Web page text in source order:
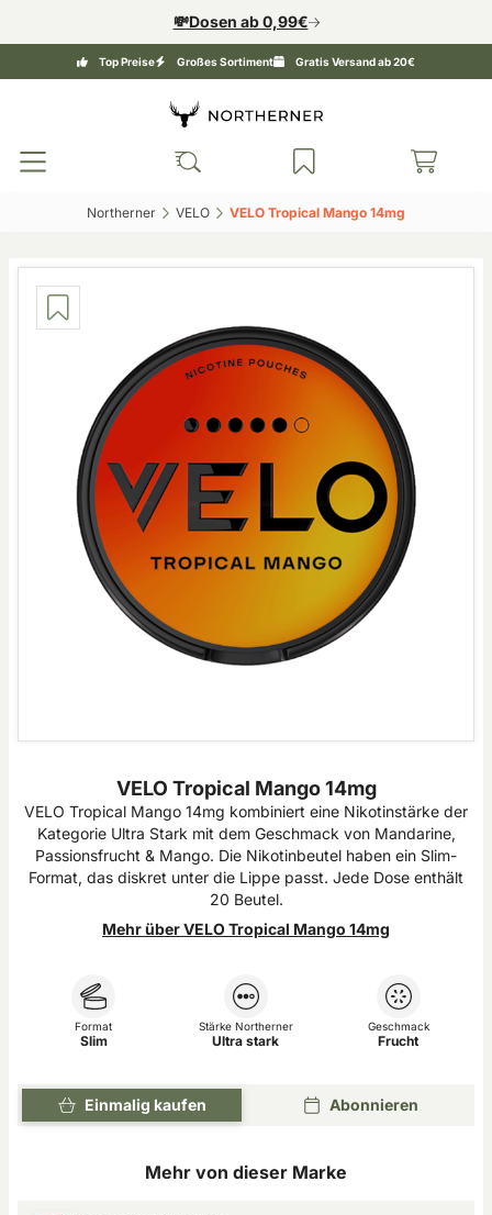
💸Dosen ab 0,99€
Top Preise Großes Sortiment Gratis Versand ab 20€
Northerner‎ VELO‎ VELO Tropical Mango 14mg‎
VELO Tropical Mango 14mg
VELO Tropical Mango 14mg kombiniert eine Nikotinstärke der
Kategorie Ultra Stark mit dem Geschmack von Mandarine,
Passionsfrucht & Mango. Die Nikotinbeutel haben ein Slim-
Format, das diskret unter die Lippe passt. Jede Dose enthält
20 Beutel.
Mehr über VELO Tropical Mango 14mg
Einmalig kaufen Abonnieren
Format
Slim
Stärke Northerner
Ultra stark
Geschmack
Frucht
Mehr von dieser Marke